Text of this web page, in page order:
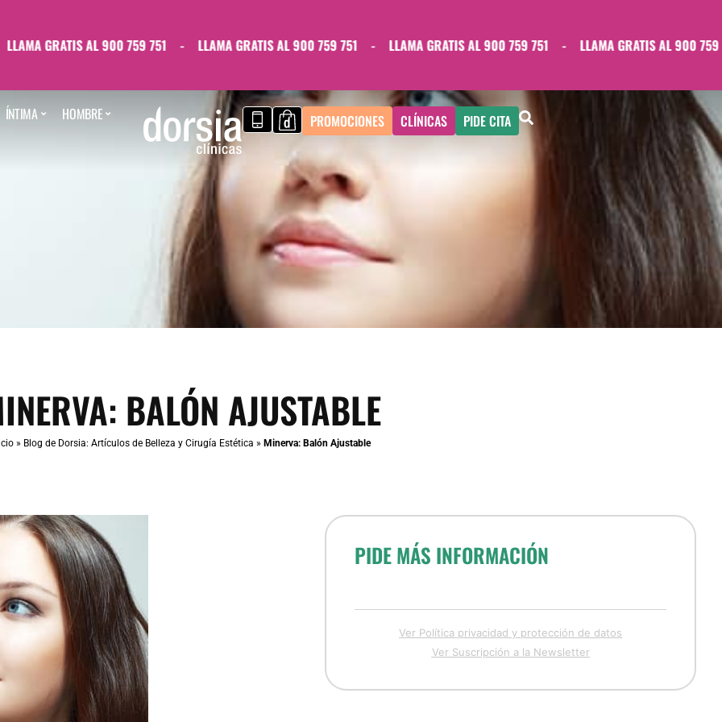
GRATIS AL 900 759 751 - LLAMA GRATIS AL 900 759 751 - LLAMA GRATIS AL 900 759 751 - LLAMA GRATIS AL 900 759 751
ÍNTIMA HOMBRE PROMOCIONES CLÍNICAS PIDE CITA
BALÓN AJUSTABLE
» Blog de Dorsia: Artículos de Belleza y Cirugía Estética » Minerva: Balón Ajustable
PIDE MÁS INFORMACIÓN
Ver Política privacidad y protección de datos
Ver Suscripción a la Newsletter